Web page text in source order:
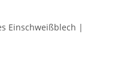
Einschweißblech |